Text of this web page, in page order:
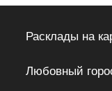
Расклады на
Любовный